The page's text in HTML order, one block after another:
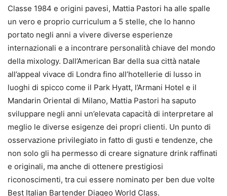
Classe 1984 e origini pavesi, Mattia Pastori ha alle spalle
un vero e proprio curriculum a 5 stelle, che lo hanno
portato negli anni a vivere diverse esperienze
internazionali e a incontrare personalità chiave del mondo
della mixology. Dall’American Bar della sua città natale
all’appeal vivace di Londra fino all’hotellerie di lusso in
luoghi di spicco come il Park Hyatt, l’Armani Hotel e il
Mandarin Oriental di Milano, Mattia Pastori ha saputo
sviluppare negli anni un’elevata capacità di interpretare al
meglio le diverse esigenze dei propri clienti. Un punto di
osservazione privilegiato in fatto di gusti e tendenze, che
non solo gli ha permesso di creare signature drink raffinati
e originali, ma anche di ottenere prestigiosi
riconoscimenti, tra cui essere nominato per ben due volte
Best Italian Bartender Diageo World Class.